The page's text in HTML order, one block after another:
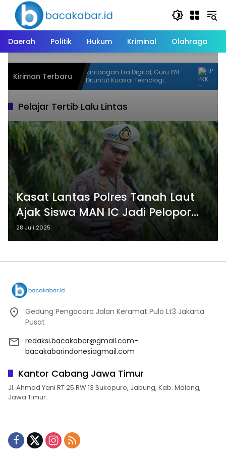
Langsung
konten
Daerah
Politik Hukum Kriminal Olahraga
Kiriman TerbaruJawab Tantangan Era Digital, Guru PAI
Kapuas Dituntut Kuasai Teknologi
Artificial Intelligence
TP
Pelajar Tertib Lalu Lintas
Kasat Lantas Polres Tanah Laut
Ajak Siswa MAN IC Jadi Pelopor
Keselamatan Berlalu Lintas
28 Juli 2025
Gedung Pengacara Jalan Keramat Pulo Lt3 Jakarta
Pusat
redaksi.bacakabar@gmail.com-
bacakabarindonesiagmail.com
Kantor Cabang Jawa Timur
Jl. Ahmad Yani RT 25 RW 13 Sukopuro, Jabung, Kab. Malang,
Jawa Timur.